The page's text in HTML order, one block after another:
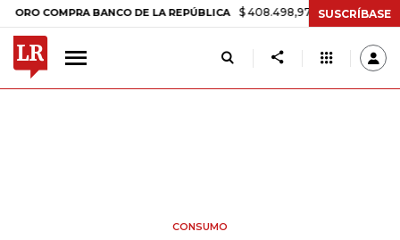
COMPRA BANCO DE LA REPÚBLICA $ 408.498,97 +$ 8.753,81 +2,19%
SUSCRÍBASE
CONSUMO